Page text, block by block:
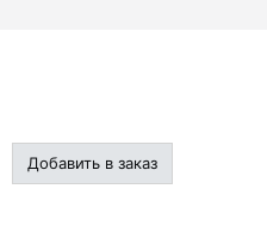
Добавить в заказ